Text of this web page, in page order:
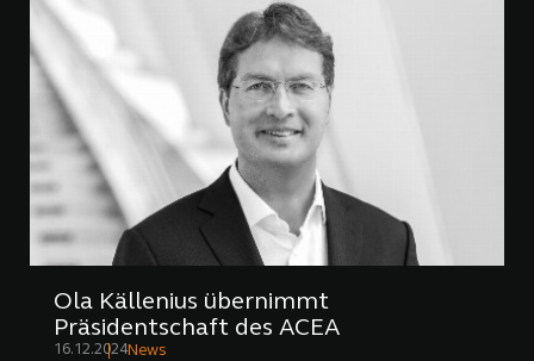
Ola Källenius übernimmt
Präsidentschaft des ACEA
16.12.2024News